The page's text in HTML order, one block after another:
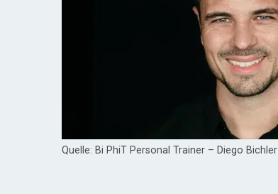
Quelle: Bi PhiT Personal Trainer – Diego Bichler